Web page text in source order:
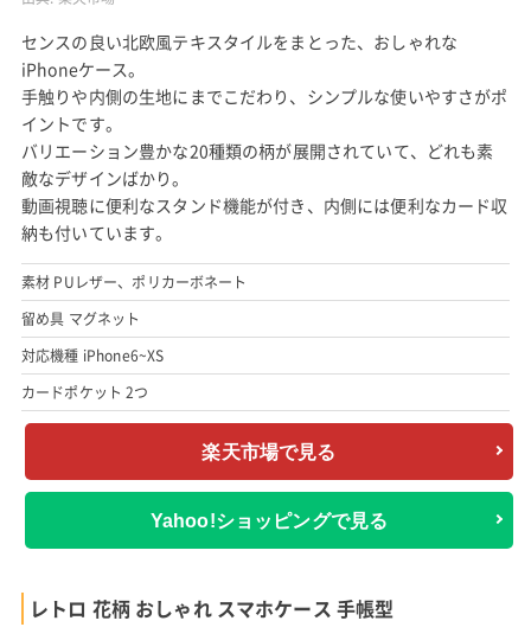
センスの良い北欧風テキスタイルをまとった、おしゃれな
iPhoneケース。
手触りや内側の生地にまでこだわり、シンプルな使いやすさがポ
イントです。
バリエーション豊かな20種類の柄が展開されていて、どれも素
敵なデザインばかり。
動画視聴に便利なスタンド機能が付き、内側には便利なカード収
納も付いています。
素材 PUレザー、ポリカーボネート
留め具 マグネット
対応機種 iPhone6~XS
カードポケット 2つ
楽天市場で見る
Yahoo!ショッピングで見る
レトロ 花柄 おしゃれ スマホケース 手帳型